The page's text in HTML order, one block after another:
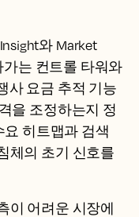
와 Market
는 컨트롤 타워와
사 요금 추적 기능
을 조정하는지 정
요 히트맵과 검색
체의 초기 신호를
이 어려운 시장에